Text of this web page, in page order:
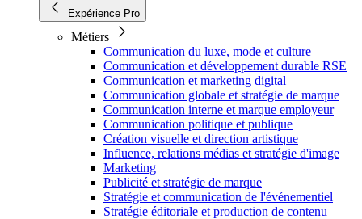
Expérience Pro
Métiers
Communication du luxe, mode et culture
Communication et développement durable RSE
Communication et marketing digital
Communication globale et stratégie de marque
Communication interne et marque employeur
Communication politique et publique
Création visuelle et direction artistique
Influence, relations médias et stratégie d'image
Marketing
Publicité et stratégie de marque
Stratégie et communication de l'événementiel
Stratégie éditoriale et production de contenu